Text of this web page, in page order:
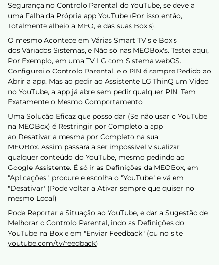
Segurança no Controlo Parental do YouTube, se deve a
uma Falha da Própria app YouTube (Por isso então,
Totalmente alheio a MEO, e das suas Box's).
O mesmo Acontece em Várias Smart TV's e Box's
dos Váriados Sistemas, e Não só nas MEOBox's. Testei aqui,
Por Exemplo, em uma TV LG com Sistema webOS.
Configurei o Controlo Parental, e o PIN é sempre Pedido ao
Abrir a app. Mas ao pedir ao Assistente LG ThinQ um Video
no YouTube, a app já abre sem pedir qualquer PIN. Tem
Exatamente o Mesmo Comportamento
Uma Solução Eficaz que posso dar (Se não usar o YouTube
na MEOBox) é Restringir por Completo a app
ao Desativar a mesma por Completo na sua
MEOBox. Assim passará a ser impossível visualizar
qualquer conteúdo do YouTube, mesmo pedindo ao
Google Assistente. É só ir as Definições da MEOBox, em
"Aplicações", procure e escolha o "YouTube" e vá em
"Desativar" (Pode voltar a Ativar sempre que quiser no
mesmo Local)
Pode Reportar a Situação ao YouTube, e dar a Sugestão de
Melhorar o Controlo Parental, indo as Definições do
YouTube na Box e em "Enviar Feedback" (ou no site
youtube.com/tv/feedback)